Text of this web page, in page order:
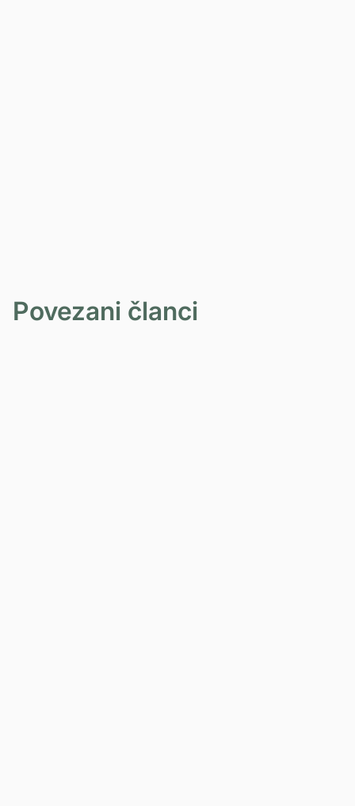
Povezani članci